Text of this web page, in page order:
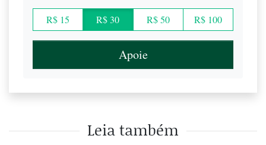
R$ 15 R$ 30 R$ 50 R$ 100
Apoie
Leia também